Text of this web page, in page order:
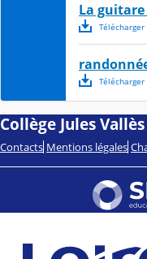
La
Télécharger
Télécharger
Collège Jules
Contacts Mentions légales